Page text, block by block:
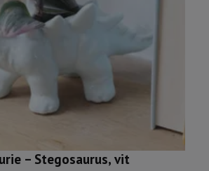
– Stegosaurus, vit